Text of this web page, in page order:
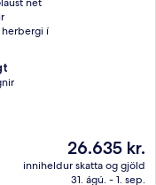
í
Verðið
er
26.635 kr.
26.635 kr.
inniheldur skatta og gjöld
31. ágú. - 1. sep.